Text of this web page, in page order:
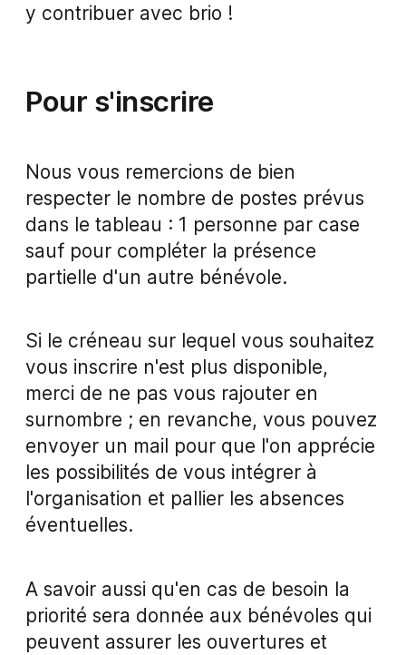
y contribuer avec brio !
Pour s'inscrire
Nous vous remercions de bien
respecter le nombre de postes prévus
dans le tableau : 1 personne par case
sauf pour compléter la présence
partielle d'un autre bénévole.
Si le créneau sur lequel vous souhaitez
vous inscrire n'est plus disponible,
merci de ne pas vous rajouter en
surnombre ; en revanche, vous pouvez
envoyer un mail pour que l'on apprécie
les possibilités de vous intégrer à
l'organisation et pallier les absences
éventuelles.
A savoir aussi qu'en cas de besoin la
priorité sera donnée aux bénévoles qui
peuvent assurer les ouvertures et